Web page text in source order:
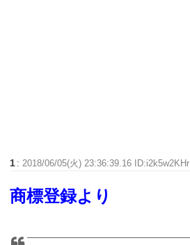
1 :2018/06/05(火) 23:36:39.16 ID:i2k5w2KHr
商標登録より